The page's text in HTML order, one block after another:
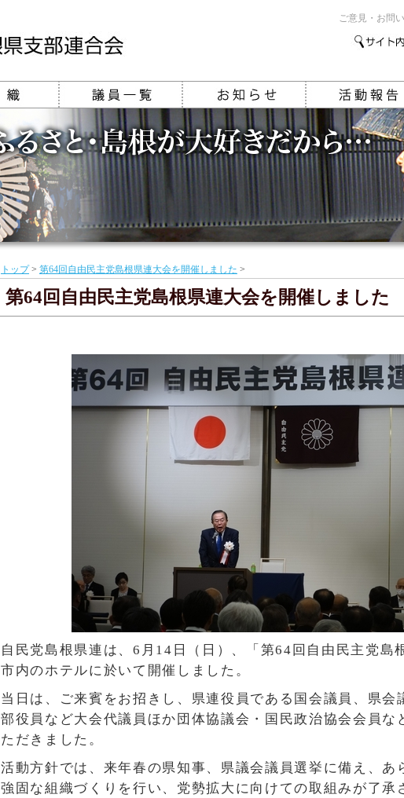
ご意見・お問
トップ> 第64回自由民主党島根県連大会を開催しました >
第64回自由民主党島根県連大会を開催しました
自民党島根県連は、6月14日（日）、「第64回自由民主党島
市内のホテルに於いて開催しました。
当日は、ご来賓をお招きし、県連役員である国会議員、県会
部役員など大会代議員ほか団体協議会・国民政治協会会員な
ただきました。
活動方針では、来年春の県知事、県議会議員選挙に備え、あ
強固な組織づくりを行い、党勢拡大に向けての取組みが了承